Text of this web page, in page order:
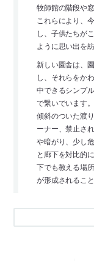
牧師館の階段や
これらにより、
し、子供たちが
ように思い出を
新しい園舎は、
し、それらをか
中できるシンプ
で繋いでいます。
傾斜のついた渡
ーナー、禁止さ
や暗がり、少し
と廊下を対比的
下でも教える場
が形成されるこ